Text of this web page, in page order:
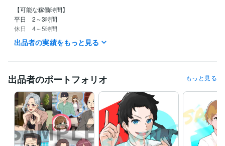
【可能な稼働時間】
平日　2～3時間
休日　4～5時間
在宅ワークでお受けしております。
イラストレーター・漫画家 / イラストレーター 経験年数 : 3年
ビジネス・クリエイティブツール
Google スプレッドシート:2年 Google ドキュメント:2年ChatGPT:3年
Canva:3年Procreate:4年
得意分野
イラスト作成・漫画制作 色彩心理学やテーマからアイコン提案
出品者の実績をもっと見る
出品者のポートフォリオ もっと見る